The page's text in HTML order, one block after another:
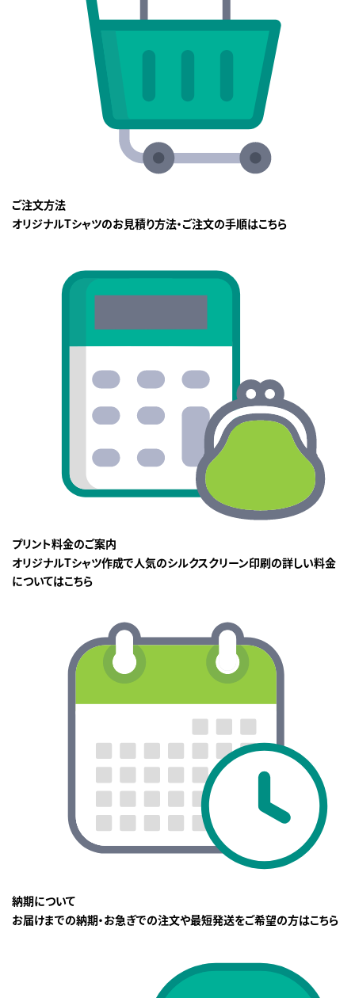
ご注文方法
オリジナルTシャツのお見積り方法・ご注文の手順はこちら
プリント料金のご案内
オリジナルTシャツ作成で人気のシルクスクリーン印刷の詳しい料金
についてはこちら
納期について
お届けまでの納期・お急ぎでの注文や最短発送をご希望の方はこちら